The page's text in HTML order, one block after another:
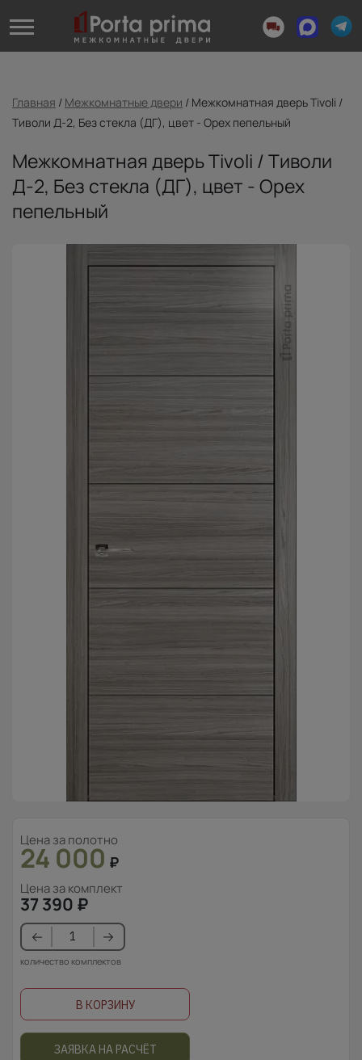
Главная / Межкомнатные двери / Межкомнатная дверь Tivoli /
Тиволи Д-2, Без стекла (ДГ), цвет - Орех пепельный
Межкомнатная дверь Tivoli / Тиволи
Д-2, Без стекла (ДГ), цвет - Орех
пепельный
Цена за полотно
24 000 ₽
Цена за комплект
37 390 ₽
количество комплектов
В КОРЗИНУ
ЗАЯВКА НА РАСЧЁТ